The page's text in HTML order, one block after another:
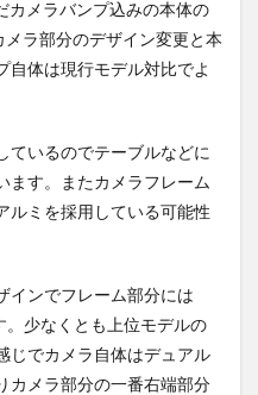
カメラバンプ込みの本体の
ラ部分のデザイン変更と本
自体は現行モデル対比でよ
ているのでテーブルなどに
ます。またカメラフレーム
ルミを採用している可能性
インでフレーム部分には
。少なくとも上位モデルの
じでカメラ自体はデュアル
カメラ部分の一番右端部分